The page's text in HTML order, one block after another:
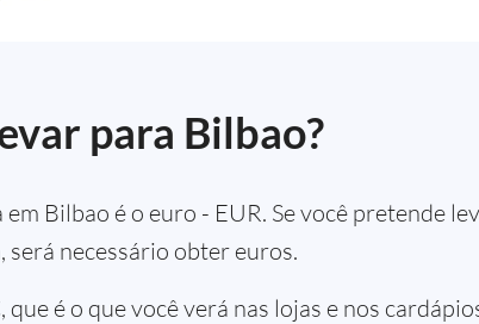
para Bilbao?
Bilbao é o euro - EUR. Se você pretende
será necessário obter euros.
que é o que você verá nas lojas e nos